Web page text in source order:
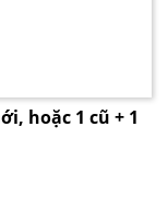
hoặc 1 cũ + 1